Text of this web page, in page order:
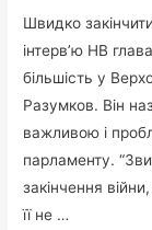
Швидко
інтерв’ю НВ
більшість у
Разумков. Він
важливою і
парламенту.
закінчення
її не …